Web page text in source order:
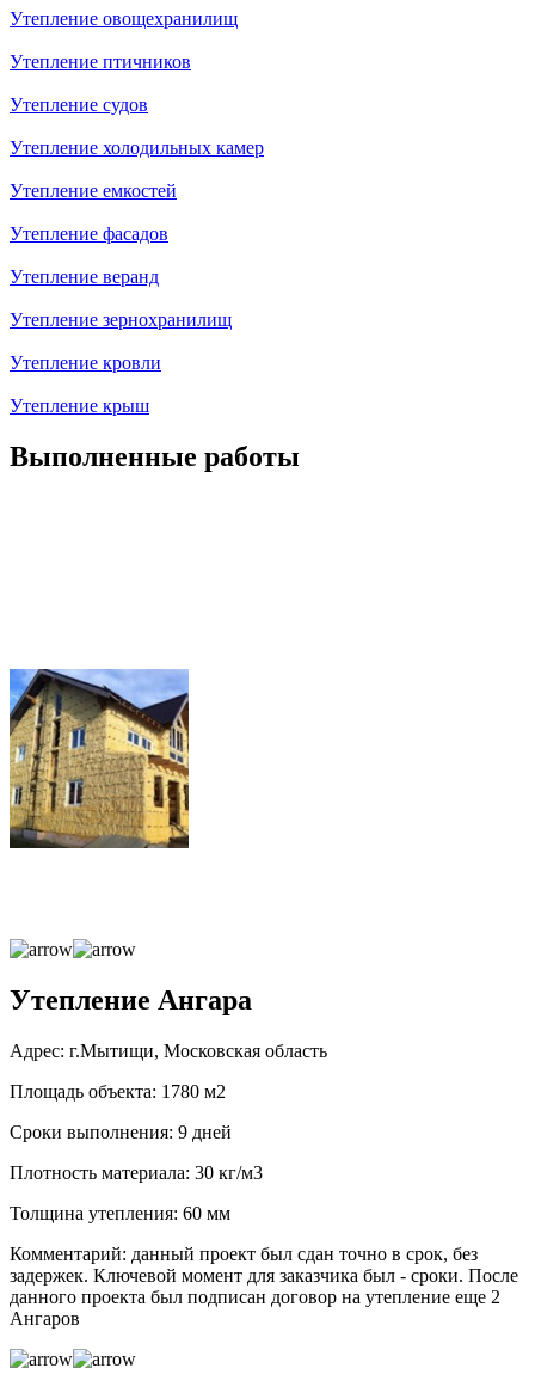
Утепление овощехранилищ
Утепление птичников
Утепление судов
Утепление холодильных камер
Утепление емкостей
Утепление фасадов
Утепление веранд
Утепление зернохранилищ
Утепление кровли
Утепление крыш
Выполненные работы
Утепление Ангара
Адрес: г.Мытищи, Московская область
Площадь объекта: 1780 м2
Сроки выполнения: 9 дней
Плотность материала: 30 кг/м3
Толщина утепления: 60 мм
Комментарий: данный проект был сдан точно в срок, без
задержек. Ключевой момент для заказчика был - сроки. После
данного проекта был подписан договор на утепление еще 2
Ангаров